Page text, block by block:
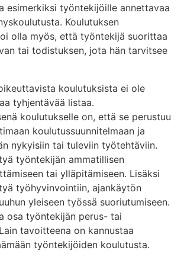
esimerkiksi työntekijöille annettavaa
Koulutuksen
olla myös, että työntekijä suorittaa
tai todistuksen, jota hän tarvitsee
koulutuksista ei ole
tyhjentävää listaa.
koulutukselle on, että se perustuu
koulutussuunnitelmaan ja
nykyisiin tai tuleviin työtehtäviin.
työntekijän ammatillisen
tai ylläpitämiseen. Lisäksi
työhyvinvointiin, ajankäytön
yleiseen työssä suoriutumiseen.
osa työntekijän perus- tai
tavoitteena on kannustaa
työntekijöiden koulutusta.